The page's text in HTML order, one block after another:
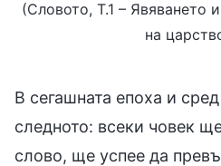
(Словото, Т.1 – Явяването
на
В сегашната епоха и
следното: всеки човек
слово, ще успее да